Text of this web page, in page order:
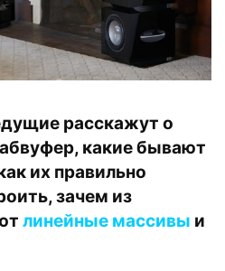
расскажут о
какие бывают
их правильно
зачем из
линейные массивы и